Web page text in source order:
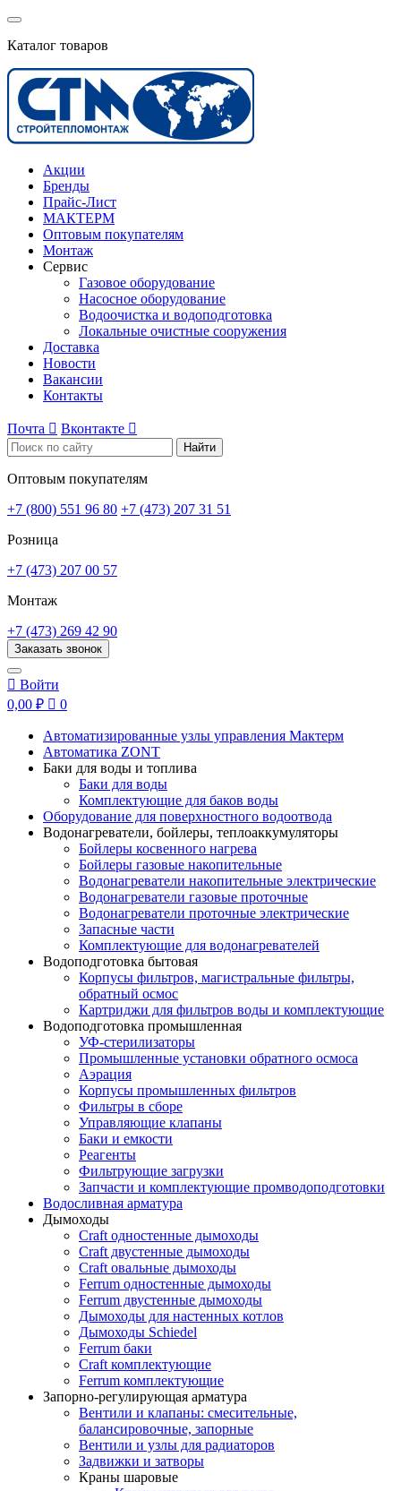
Каталог товаров
Акции
Бренды
Прайс-Лист
МАКТЕРМ
Оптовым покупателям
Монтаж
Сервис
Газовое оборудование
Насосное оборудование
Водоочистка и водоподготовка
Локальные очистные сооружения
Доставка
Новости
Вакансии
Контакты
Почта  Вконтакте 
Найти
Оптовым покупателям
+7 (800) 551 96 80 +7 (473) 207 31 51
Розница
+7 (473) 207 00 57
Монтаж
+7 (473) 269 42 90
Заказать звонок
 Войти
0,00 ₽  0
Автоматизированные узлы управления Мактерм
Автоматика ZONT
Баки для воды и топлива
Баки для воды
Комплектующие для баков воды
Оборудование для поверхностного водоотвода
Водонагреватели, бойлеры, теплоаккумуляторы
Бойлеры косвенного нагрева
Бойлеры газовые накопительные
Водонагреватели накопительные электрические
Водонагреватели газовые проточные
Водонагреватели проточные электрические
Запасные части
Комплектующие для водонагревателей
Водоподготовка бытовая
Корпусы фильтров, магистральные фильтры,
обратный осмос
Картриджи для фильтров воды и комплектующие
Водоподготовка промышленная
УФ-стерилизаторы
Промышленные установки обратного осмоса
Аэрация
Корпусы промышленных фильтров
Фильтры в сборе
Управляющие клапаны
Баки и емкости
Реагенты
Фильтрующие загрузки
Запчасти и комплектующие промводоподготовки
Водосливная арматура
Дымоходы
Craft одностенные дымоходы
Craft двустенные дымоходы
Craft овальные дымоходы
Ferrum одностенные дымоходы
Ferrum двустенные дымоходы
Дымоходы для настенных котлов
Дымоходы Schiedel
Ferrum баки
Craft комплектующие
Ferrum комплектующие
Запорно-регулирующая арматура
Вентили и клапаны: смесительные,
балансировочные, запорные
Вентили и узлы для радиаторов
Задвижки и затворы
Краны шаровые